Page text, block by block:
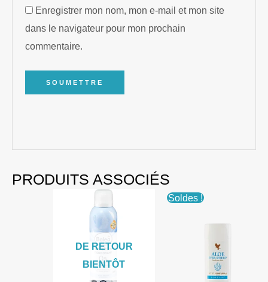
Enregistrer mon nom, mon e-mail et mon site
dans le navigateur pour mon prochain
commentaire.
PRODUITS ASSOCIÉS
DE RETOUR
BIENTÔT
Soldes !